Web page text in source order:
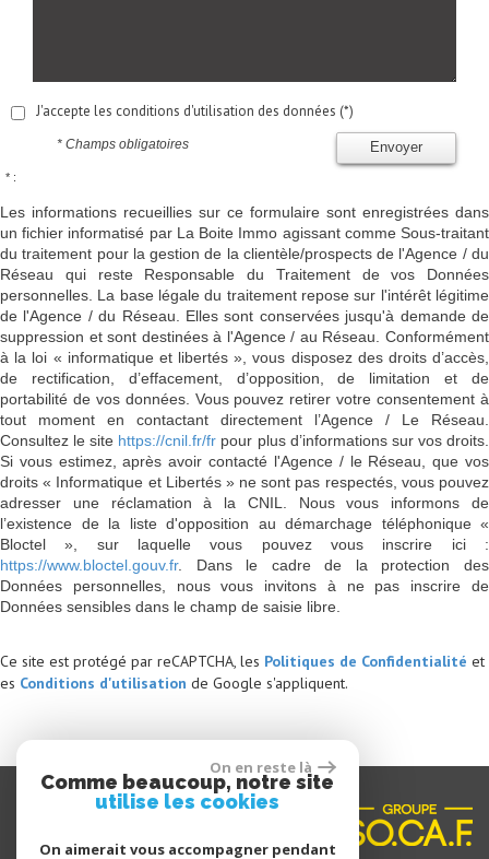
J'accepte les conditions d'utilisation des données (*)
Envoyer
* Champs obligatoires
* :
Les informations recueillies sur ce formulaire sont enregistrées dans
un fichier informatisé par La Boite Immo agissant comme Sous-traitant
du traitement pour la gestion de la clientèle/prospects de l'Agence / du
Réseau qui reste Responsable du Traitement de vos Données
personnelles. La base légale du traitement repose sur l'intérêt légitime
de l'Agence / du Réseau. Elles sont conservées jusqu'à demande de
suppression et sont destinées à l'Agence / au Réseau. Conformément
à la loi « informatique et libertés », vous disposez des droits d’accès,
de rectification, d’effacement, d’opposition, de limitation et de
portabilité de vos données. Vous pouvez retirer votre consentement à
tout moment en contactant directement l’Agence / Le Réseau.
Consultez le site https://cnil.fr/fr pour plus d’informations sur vos droits.
Si vous estimez, après avoir contacté l'Agence / le Réseau, que vos
droits « Informatique et Libertés » ne sont pas respectés, vous pouvez
adresser une réclamation à la CNIL. Nous vous informons de
l’existence de la liste d'opposition au démarchage téléphonique «
Bloctel », sur laquelle vous pouvez vous inscrire ici :
https://www.bloctel.gouv.fr. Dans le cadre de la protection des
Données personnelles, nous vous invitons à ne pas inscrire de
Données sensibles dans le champ de saisie libre.
Ce site est protégé par reCAPTCHA, les Politiques de Confidentialité et
es Conditions d'utilisation de Google s'appliquent.
On en reste là
Comme beaucoup, notre site
utilise les cookies
On aimerait vous accompagner pendant